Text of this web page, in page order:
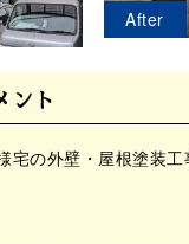
After
ント
宅の外壁・屋根塗装工